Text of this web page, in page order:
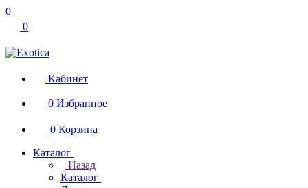
0
0
Кабинет
0 Избранное
0 Корзина
Каталог
Назад
Каталог